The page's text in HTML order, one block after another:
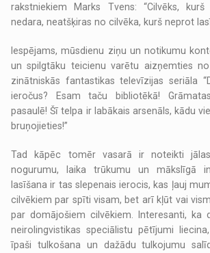
rakstniekiem Marks Tvens: “Cilvēks,
nedara, neatšķiras no cilvēka, kurš neprot
Iespējams, mūsdienu ziņu un notikumu
un spilgtāku teicienu varētu aizņemties
zinātniskās fantastikas televīzijas seriāla
ieročus? Esam taču bibliotēkā!
pasaulē! Šī telpa ir labākais arsenāls, kādu
bruņojieties!”
Tad kāpēc tomēr vasarā ir noteikti
nogurumu, laika trūkumu un mākslīgā
lasīšana ir tas slepenais ierocis, kas ļauj
cilvēkiem par spīti visam, bet arī kļūt vai
par domājošiem cilvēkiem. Interesanti, ka
neirolingvistikas speciālistu pētījumi
īpaši tulkošana un dažādu tulkojumu